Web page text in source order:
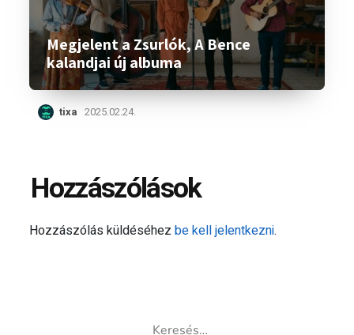
Megjelent a Zsurlók, A Bence
kalandjai új albuma
tixa 2025.02.24.
Hozzászólások
Hozzászólás küldéséhezbe kell jelentkezni.